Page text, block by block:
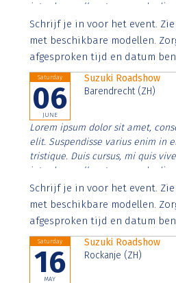
interdum nulla, ut commodo
Aenean faucibus nibh et justo
imperdiet. Nunc ut sem vitae
Schrijf je in voor het event.
met beschikbare modellen.
afgesproken tijd en datum
Saturday
06
JUNE
Suzuki Roadshow
Barendrecht (ZH)
Lorem ipsum dolor sit amet,
elit. Suspendisse varius enim in
tristique. Duis cursus, mi quis
interdum nulla, ut commodo
Aenean faucibus nibh et justo
imperdiet. Nunc ut sem vitae
Schrijf je in voor het event.
met beschikbare modellen.
afgesproken tijd en datum
Saturday
16
MAY
Suzuki Roadshow
Rockanje (ZH)